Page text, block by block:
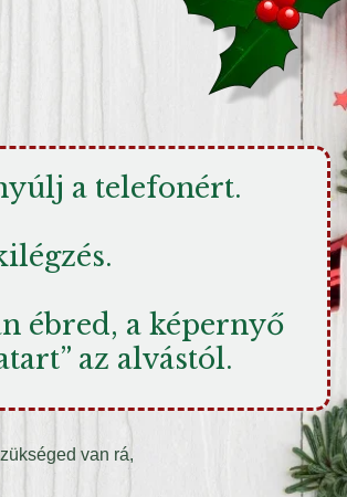
van rá,
a telefonért.
ébred, a képernyő
az alvástól.